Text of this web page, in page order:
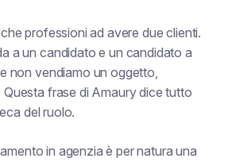
professioni ad avere due clienti.
a un candidato e un candidato a
non vendiamo un oggetto,
Questa frase di Amaury dice tutto
del ruolo.
in agenzia è per natura una